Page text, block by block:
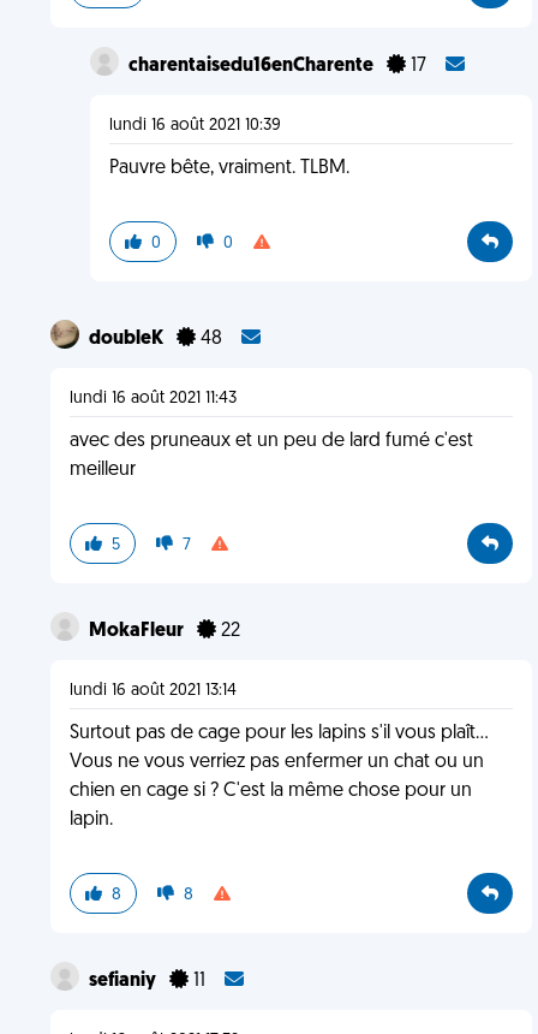
charentaisedu16enCharente 17
lundi 16 août 2021 10:39
Pauvre bête, vraiment. TLBM.
0 0
doubleK 48
lundi 16 août 2021 11:43
avec des pruneaux et un peu de lard fumé c'est
meilleur
5 7
MokaFleur 22
lundi 16 août 2021 13:14
Surtout pas de cage pour les lapins s'il vous plaît...
Vous ne vous verriez pas enfermer un chat ou un
chien en cage si ? C'est la même chose pour un
lapin.
8 8
sefianiy 11